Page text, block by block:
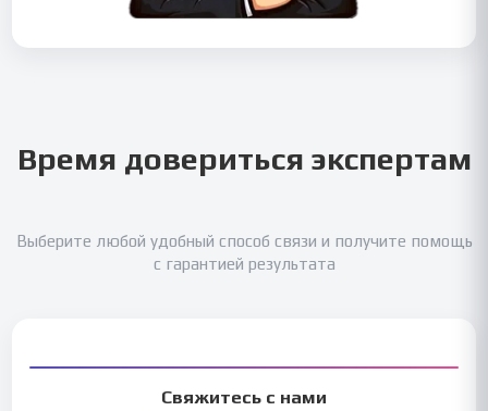
Время довериться экспертам
Выберите любой удобный способ связи и получите помощь
с гарантией результата
Свяжитесь с нами